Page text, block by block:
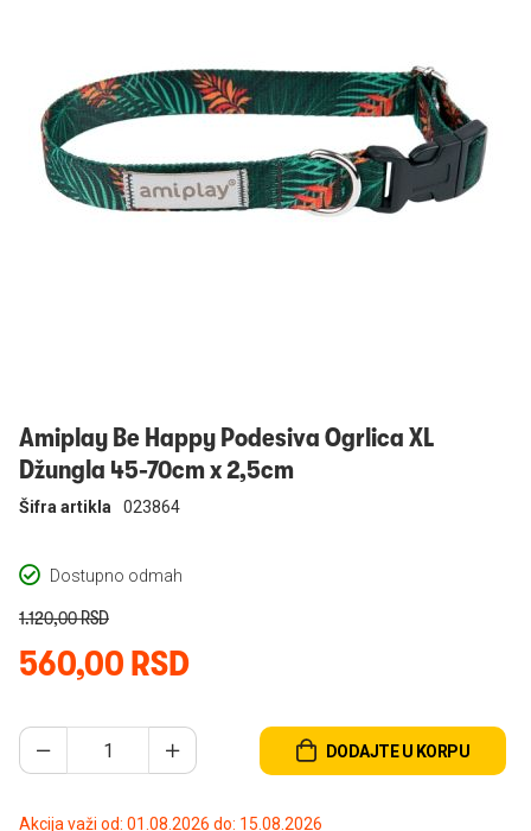
Amiplay Be Happy Podesiva Ogrlica XL
Džungla 45-70cm x 2,5cm
Dostupno odmah
Šifra artikla 023864
560,00 RSD
1.120,00 RSD
DODAJTE U KORPU
Akcija važi od: 01.08.2026 do: 15.08.2026